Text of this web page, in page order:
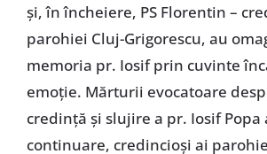
și, în încheiere, PS Florentin –
parohiei Cluj-Grigorescu, au
memoria pr. Iosif prin cuvinte
emoție. Mărturii evocatoare
credință și slujire a pr. Iosif Popa
continuare, credincioși ai